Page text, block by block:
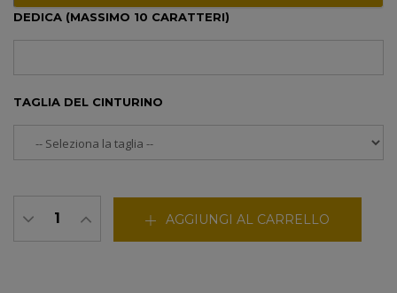
DEDICA (MASSIMO 10 CARATTERI)
TAGLIA DEL CINTURINO
AGGIUNGI AL CARRELLO